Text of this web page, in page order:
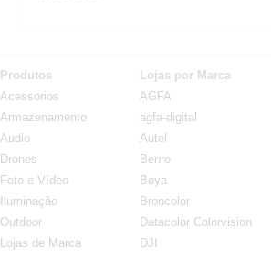
Produtos
Acessorios
Armazenamento
Audio
Drones
Foto e Vídeo
Iluminação
Outdoor
Lojas de Marca
Lojas por Marca
AGFA
agfa-digital
Autel
Benro
Boya
Broncolor
Datacolor Colorvision
DJI